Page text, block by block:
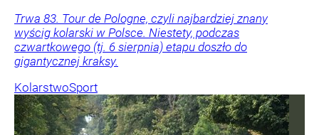
Trwa 83. Tour de Pologne, czyli najbardziej znany
wyścig kolarski w Polsce. Niestety, podczas
czwartkowego (tj. 6 sierpnia) etapu doszło do
gigantycznej kraksy.
KolarstwoSport